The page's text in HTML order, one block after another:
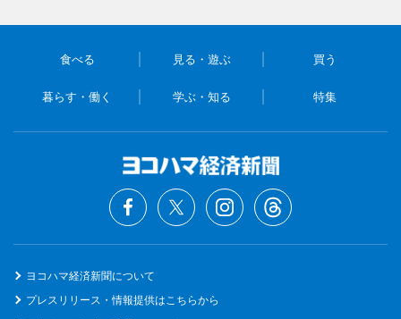
食べる 見る・遊ぶ 買う
暮らす・働く 学ぶ・知る 特集
ヨコハマ経済新聞について
プレスリリース・情報提供はこちらから